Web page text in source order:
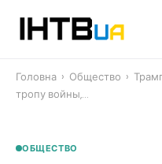
Головна › Общество ›
тропу войны,…
ОБЩЕСТВО